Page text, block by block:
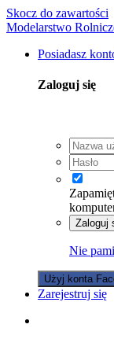
Skocz do zawartości
Modelarstwo
Posiadasz
Zaloguj się
Zaloguj
Nie
Użyj konta
Zarejestruj się